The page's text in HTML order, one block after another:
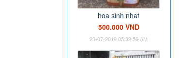
hoa sinh nhat
500.000 VND
23-07-2019 05:32:56 AM